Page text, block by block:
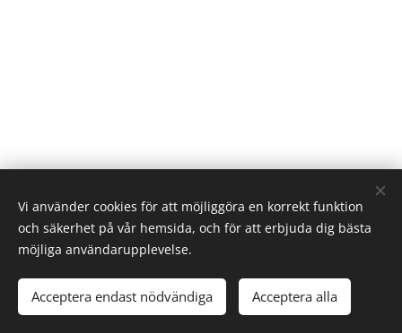
Cookies
Vi använder cookies för att möjliggöra en korrekt funktion
och säkerhet på vår hemsida, och för att erbjuda dig bästa
möjliga användarupplevelse.
Acceptera endast nödvändiga Acceptera alla